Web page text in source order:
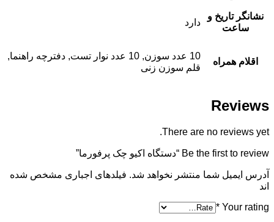
نشانگر تاریخ و
ساعت
دارد
اقلام همراه
10 عدد سوزن, 10 عدد نوار تست, دفترچه راهنما,
قلم سوزن زنی
Reviews
There are no reviews yet.
Be the first to review “دستگاه اکیو چک پرفورما”
آدرس ایمیل شما منتشر نخواهد شد. فیلدهای اجباری مشخص شده
اند
Your rating
*